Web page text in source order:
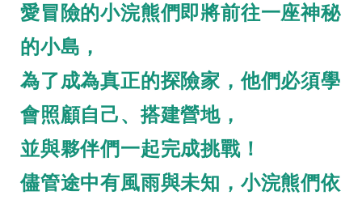
愛冒險的小浣熊們即將前往一座神秘
的小島，
為了成為真正的探險家，他們必須學
會照顧自己、搭建營地，
並與夥伴們一起完成挑戰！
儘管途中有風雨與未知，小浣熊們依